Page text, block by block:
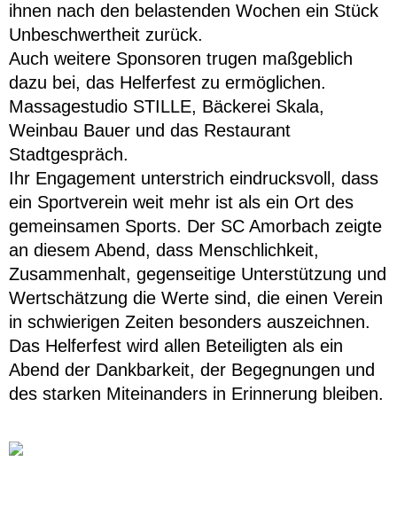
ihnen nach den belastenden Wochen ein Stück
Unbeschwertheit zurück.
Auch weitere Sponsoren trugen maßgeblich
dazu bei, das Helferfest zu ermöglichen.
Massagestudio STILLE, Bäckerei Skala,
Weinbau Bauer und das Restaurant
Stadtgespräch.
Ihr Engagement unterstrich eindrucksvoll, dass
ein Sportverein weit mehr ist als ein Ort des
gemeinsamen Sports. Der SC Amorbach zeigte
an diesem Abend, dass Menschlichkeit,
Zusammenhalt, gegenseitige Unterstützung und
Wertschätzung die Werte sind, die einen Verein
in schwierigen Zeiten besonders auszeichnen.
Das Helferfest wird allen Beteiligten als ein
Abend der Dankbarkeit, der Begegnungen und
des starken Miteinanders in Erinnerung bleiben.